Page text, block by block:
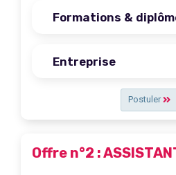
Postuler
Formations &
Entreprise
Offre n°2 :